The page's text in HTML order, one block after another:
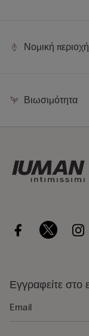
Νομική περιοχή
Βιωσιμότητα
Εγγραφείτε στο